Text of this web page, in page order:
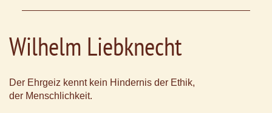
Wilhelm Liebknecht
Der Ehrgeiz kennt kein Hindernis der Ethik,
der Menschlichkeit.